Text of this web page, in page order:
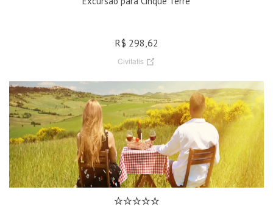
R$ 298,62
Civitatis